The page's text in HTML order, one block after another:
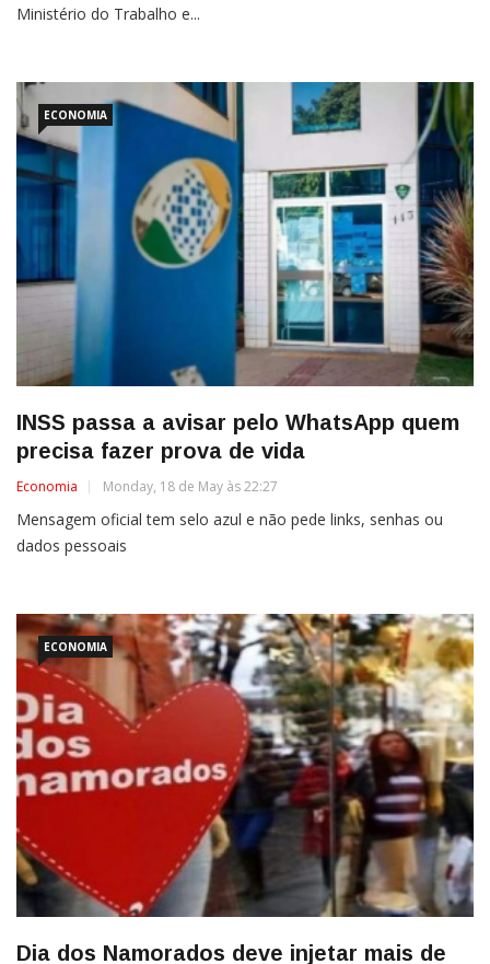
Ministério do Trabalho e...
ECONOMIA
INSS passa a avisar pelo WhatsApp quem
precisa fazer prova de vida
Economia Monday, 18 de May às 22:27
Mensagem oficial tem selo azul e não pede links, senhas ou
dados pessoais
ECONOMIA
Dia dos Namorados deve injetar mais de